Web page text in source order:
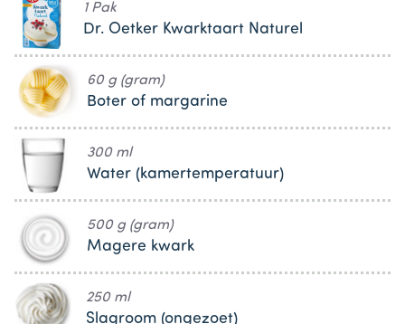
1 Pak
Dr. Oetker Kwarktaart Naturel
60 g (gram)
Boter of margarine
300 ml
Water (kamertemperatuur)
500 g (gram)
Magere kwark
250 ml
Slagroom (ongezoet)